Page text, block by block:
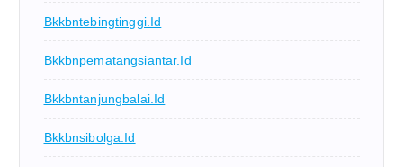
Bkkbntebingtinggi.id
Bkkbnpematangsiantar.id
Bkkbntanjungbalai.id
Bkkbnsibolga.id